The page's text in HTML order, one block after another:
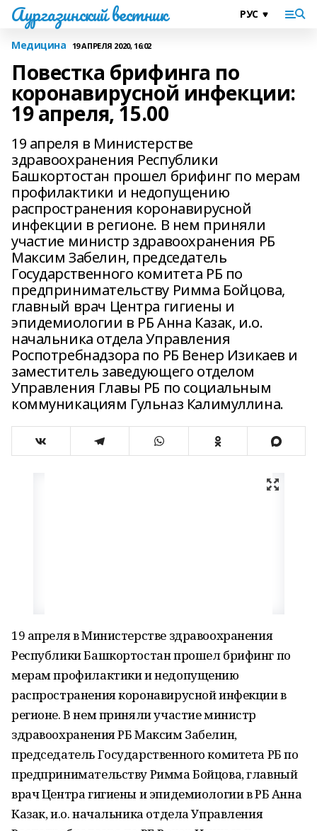
Аургазинский вестник
Медицина 19 АПРЕЛЯ 2020, 16:02
Повестка брифинга по
коронавирусной инфекции:
19 апреля, 15.00
19 апреля в Министерстве
здравоохранения Республики
Башкортостан прошел брифинг по мерам
профилактики и недопущению
распространения коронавирусной
инфекции в регионе. В нем приняли
участие министр здравоохранения РБ
Максим Забелин, председатель
Государственного комитета РБ по
предпринимательству Римма Бойцова,
главный врач Центра гигиены и
эпидемиологии в РБ Анна Казак, и.о.
начальника отдела Управления
Роспотребнадзора по РБ Венер Изикаев и
заместитель заведующего отделом
Управления Главы РБ по социальным
коммуникациям Гульназ Калимуллина.
19 апреля в Министерстве здравоохранения
Республики Башкортостан прошел брифинг по
мерам профилактики и недопущению
распространения коронавирусной инфекции в
регионе. В нем приняли участие министр
здравоохранения РБ Максим Забелин,
председатель Государственного комитета РБ по
предпринимательству Римма Бойцова, главный
врач Центра гигиены и эпидемиологии в РБ Анна
Казак, и.о. начальника отдела Управления